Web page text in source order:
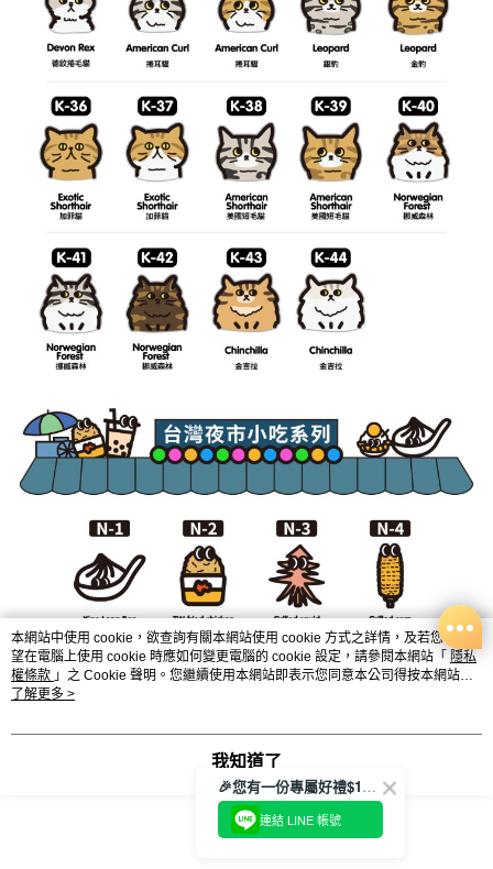
本網站中使用 cookie，欲查詢有關本網站使用 cookie 方式之詳情，及若您不希
望在電腦上使用 cookie 時應如何變更電腦的 cookie 設定，請參閱本網站「 隱私
權條款 」之 Cookie 聲明。您繼續使用本網站即表示您同意本公司得按本網站使
用條款之 Cookie 聲明使用 cookie。
了解更多 >
我知道了
🎉您有一份專屬好禮$100正等著您🎁
連結 LINE 帳號